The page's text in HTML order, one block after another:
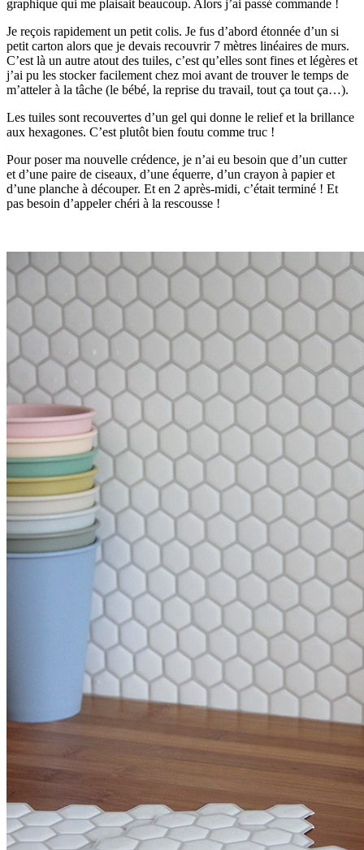
graphique qui me plaisait beaucoup. Alors j’ai passé commande !
Je reçois rapidement un petit colis. Je fus d’abord étonnée d’un si
petit carton alors que je devais recouvrir 7 mètres linéaires de murs.
C’est là un autre atout des tuiles, c’est qu’elles sont fines et légères et
j’ai pu les stocker facilement chez moi avant de trouver le temps de
m’atteler à la tâche (le bébé, la reprise du travail, tout ça tout ça…).
Les tuiles sont recouvertes d’un gel qui donne le relief et la brillance
aux hexagones. C’est plutôt bien foutu comme truc !
Pour poser ma nouvelle crédence, je n’ai eu besoin que d’un cutter
et d’une paire de ciseaux, d’une équerre, d’un crayon à papier et
d’une planche à découper. Et en 2 après-midi, c’était terminé ! Et
pas besoin d’appeler chéri à la rescousse !